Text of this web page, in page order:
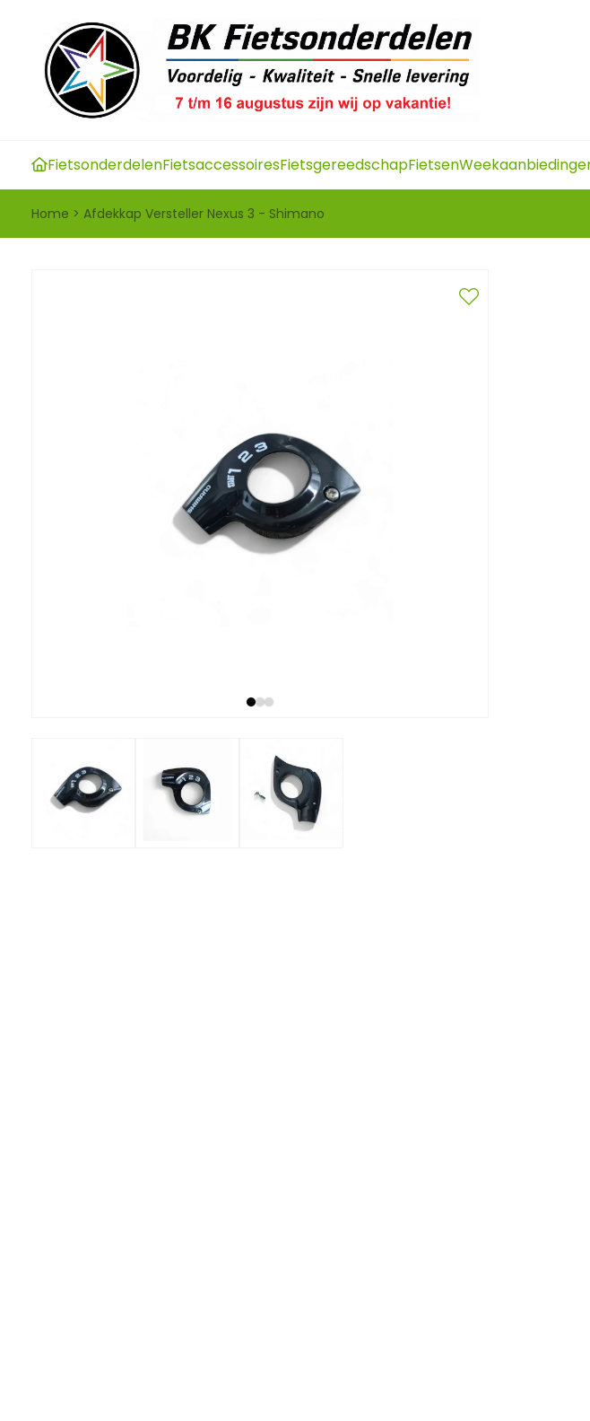
FietsonderdelenFietsaccessoiresFietsgereedschapFietsen
Home > Afdekkap Versteller Nexus 3 - Shimano